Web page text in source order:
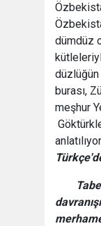
dümdüz
burası,
meşhur
anlatılıyor